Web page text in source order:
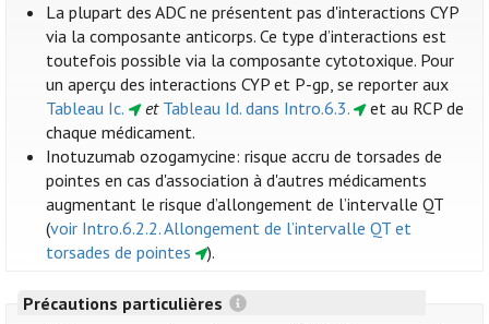
La plupart des ADC ne présentent pas d'interactions CYP
via la composante anticorps. Ce type d’interactions est
toutefois possible via la composante cytotoxique. Pour
un aperçu des interactions CYP et P-gp, se reporter aux
Tableau Ic.
et Tableau Id. dans Intro.6.3.
et au RCP de
chaque médicament.
Inotuzumab ozogamycine: risque accru de torsades de
pointes en cas d'association à d'autres médicaments
augmentant le risque d’allongement de l’intervalle QT
(voir Intro.6.2.2. Allongement de l’intervalle QT et
torsades de pointes
).
Précautions particulières